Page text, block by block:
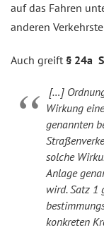
auf das Fahren
anderen
Auch greift § 24a
[…]
Wirkung
genannten
solche
Anlage
wird. Satz 1
konkreten